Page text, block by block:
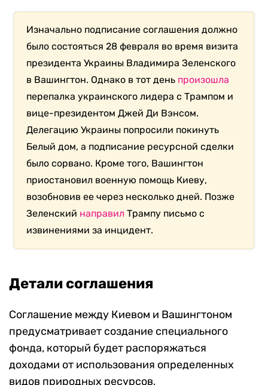
Изначально подписание соглашения должно
было состояться 28 февраля во время визита
президента Украины Владимира Зеленского
в Вашингтон. Однако в тот день произошла
перепалка украинского лидера с Трампом и
вице-президентом Джей Ди Вэнсом.
Делегацию Украины попросили покинуть
Белый дом, а подписание ресурсной сделки
было сорвано. Кроме того, Вашингтон
приостановил военную помощь Киеву,
возобновив ее через несколько дней. Позже
Зеленский направил Трампу письмо с
извинениями за инцидент.
Детали соглашения
Соглашение между Киевом и Вашингтоном
предусматривает создание специального
фонда, который будет распоряжаться
доходами от использования определенных
видов природных ресурсов,